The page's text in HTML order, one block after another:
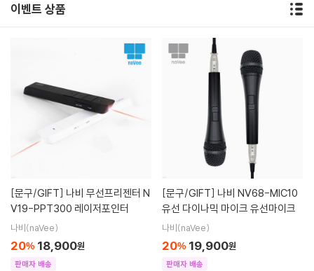
이벤트 상품
[문구/GIFT]
V19-PPT300 레이저포인터
나비(naVee)
20% 18,900원
판매자 배송
[문구/GIFT]
유선 다이나믹 마이크 유선마이크
나비(naVee)
20% 19,900원
판매자 배송